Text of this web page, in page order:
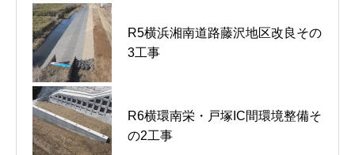
R5横浜湘南道路藤沢地区改良その
3工事
R6横環南栄・戸塚IC間環境整備そ
の2工事
国道交通省 関東地方整備局 川崎
国道事務所長より表彰状をいただ
建設業労働災害防止協会より表彰
状をいただきました。
神奈川県土木施工管理技士会より
表彰状をいただきました。
緑の募金感謝状授与されました。